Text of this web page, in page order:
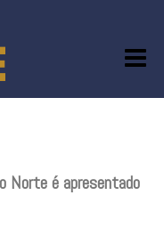
Norte é apresentado